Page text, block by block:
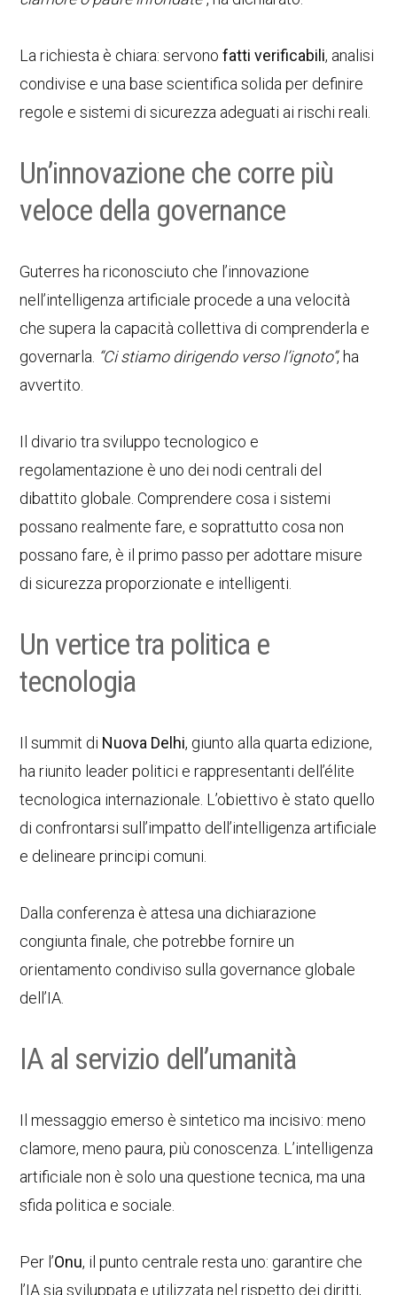
La richiesta è chiara: servonofatti verificabili, analisi
condivise e una base scientifica solida per definire
regole e sistemi di sicurezza adeguati ai rischi reali.
Un’innovazione che corre più
veloce della governance
Guterres ha riconosciuto che l’innovazione
nell’intelligenza artificiale procede a una velocità
che supera la capacità collettiva di comprenderla e
governarla. “Ci stiamo dirigendo verso l’ignoto”, ha
avvertito.
Il divario tra sviluppo tecnologico e
regolamentazione è uno dei nodi centrali del
dibattito globale. Comprendere cosa i sistemi
possano realmente fare, e soprattutto cosa non
possano fare, è il primo passo per adottare misure
di sicurezza proporzionate e intelligenti.
Un vertice tra politica e
tecnologia
Il summit di Nuova Delhi, giunto alla quarta edizione,
ha riunito leader politici e rappresentanti dell’élite
tecnologica internazionale. L’obiettivo è stato quello
di confrontarsi sull’impatto dell’intelligenza artificiale
e delineare principi comuni.
Dalla conferenza è attesa una dichiarazione
congiunta finale, che potrebbe fornire un
orientamento condiviso sulla governance globale
dell’IA.
IA al servizio dell’umanità
Il messaggio emerso è sintetico ma incisivo: meno
clamore, meno paura, più conoscenza. L’intelligenza
artificiale non è solo una questione tecnica, ma una
sfida politica e sociale.
Per l’Onu, il punto centrale resta uno: garantire che
l’IA sia sviluppata e utilizzata nel rispetto dei diritti,